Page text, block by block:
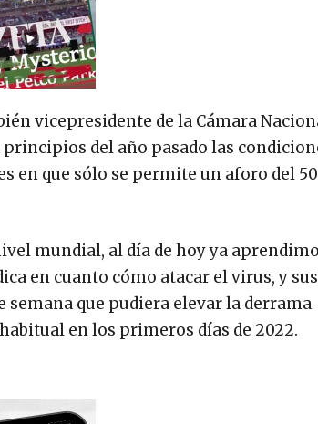
vicepresidente de la Cámara
del año pasado las
en que sólo se permite un aforo del
mundial, al día de hoy ya
en cuanto cómo atacar el virus, y sus
semana que pudiera elevar la derrama
en los primeros días de 2022.